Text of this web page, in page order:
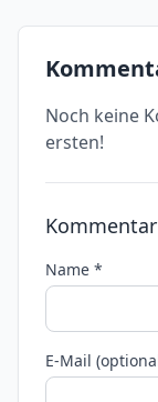
Noch keine
ersten!
Name *
E-Mail